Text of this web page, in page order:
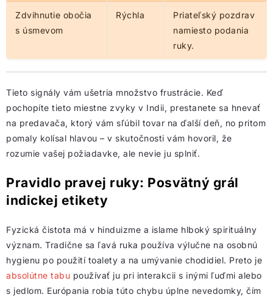
Zdvihnutie obočia
s úsmevom
Rýchla
Priateľský pozdrav
namiesto podania
ruky.
Tieto signály vám ušetria množstvo frustrácie. Keď
pochopíte tieto miestne zvyky v Indii, prestanete sa hnevať
na predavača, ktorý vám sľúbil tovar na ďalší deň, no pritom
pomaly kolísal hlavou – v skutočnosti vám hovoril, že
rozumie vašej požiadavke, ale nevie ju splniť.
Pravidlo pravej ruky: Posvätný grál
indickej etikety
Fyzická čistota má v hinduizme a islame hlboký spirituálny
význam. Tradične sa ľavá ruka používa výlučne na osobnú
hygienu po použití toalety a na umývanie chodidiel. Preto je
absolútne tabu používať ju pri interakcii s inými ľuďmi alebo
s jedlom. Európania robia túto chybu úplne nevedomky, čím